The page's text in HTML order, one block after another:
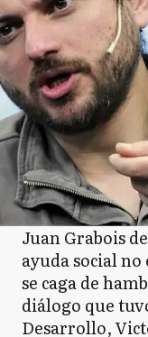
Juan Grabois
ayuda social
se caga de
diálogo que
Desarrollo,